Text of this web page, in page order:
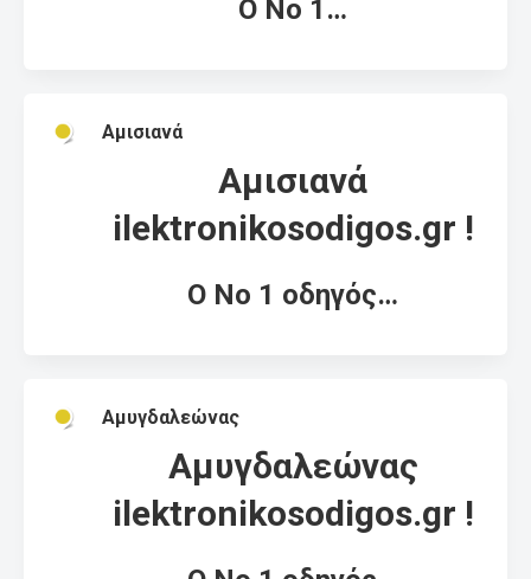
Ο Νο 1…
Αμισιανά
Αμισιανά
ilektronikosodigos.gr !
Ο Νο 1 οδηγός…
Αμυγδαλεώνας
Αμυγδαλεώνας
ilektronikosodigos.gr !